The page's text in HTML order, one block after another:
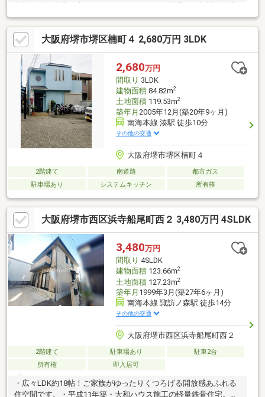
については従来の浴槽がかなり小さかったので思い切ってゆった
りシャワールームへと大規模リフォーム♪建築会社施工で本格的に
リフォームが実施されています。デザイン面、性能面ともに考え
抜かれた物件です(⌒∇⌒)金額的にも手が出しやすく、初めてのお
家にいかがでしょうか？？※価格交渉は一切いたしません。予め
ご了承ください。
大阪府堺市堺区楠町４ 2,680万円 3LDK
2,680万円
間取り 3LDK
建物面積84.82m2
土地面積119.53m2
築年月 2005年12月(築20年9ヶ月)
南海本線 湊駅 徒歩10分
その他の交通
大阪府堺市堺区楠町４
2階建て 南道路
都市ガス
駐車場あり
システムキッチン 所有権
大阪府堺市西区浜寺船尾町西２ 3,480万円 4SLDK
3,480万円
間取り 4SLDK
建物面積123.66m2
土地面積127.23m2
築年月 1999年3月(築27年6ヶ月)
南海本線 諏訪ノ森駅 徒歩14分
その他の交通
大阪府堺市西区浜寺船尾町西２
2階建て 駐車場あり
駐車2台
所有権
即入居可
・広々LDK約18帖！ご家族がゆったりくつろげる開放感あふれる
住空間です。・平成11年築・大和ハウス施工の軽量鉄骨住宅。安